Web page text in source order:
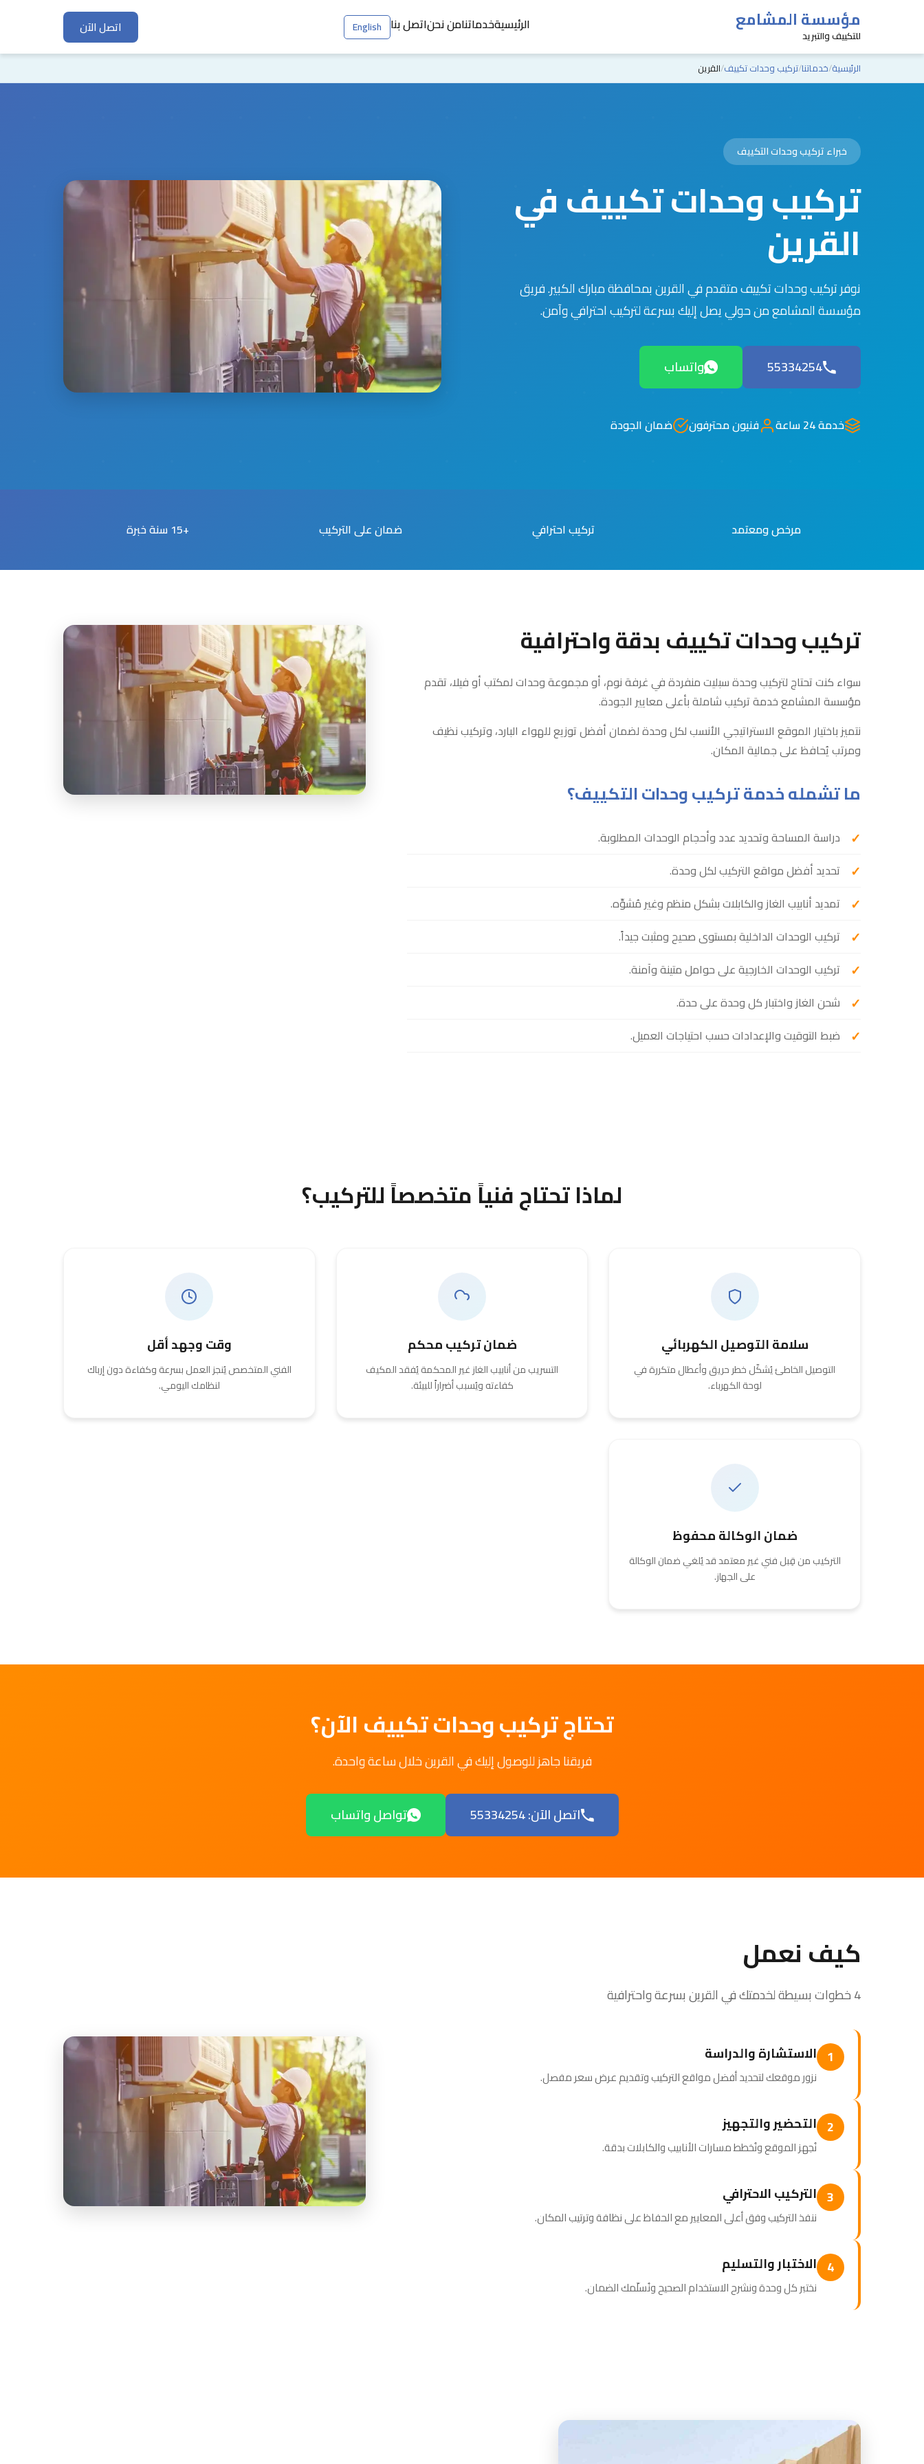
مؤسسة المشامع
للتكييف والتبريد
الرئيسيةخدماتنامن نحناتصل بنا English اتصل الآن
الرئيسية خدماتنا تركيب وحدات تكييف القرين
خبراء تركيب وحدات التكييف
تركيب وحدات تكييف في
القرين
نوفر تركيب وحدات تكييف متقدم في القرين بمحافظة مبارك الكبير. فريق
مؤسسة المشامع من حولي يصل إليك بسرعة لتركيب احترافي وآمن.
55334254 واتساب
خدمة 24 ساعة فنيون محترفون ضمان الجودة
مرخص ومعتمد تركيب احترافي ضمان على التركيب +15 سنة خبرة
تركيب وحدات تكييف بدقة واحترافية
سواء كنت تحتاج لتركيب وحدة سبليت منفردة في غرفة نوم، أو مجموعة وحدات لمكتب أو فيلا، تقدم
مؤسسة المشامع خدمة تركيب شاملة بأعلى معايير الجودة.
نتميز باختيار الموقع الاستراتيجي الأنسب لكل وحدة لضمان أفضل توزيع للهواء البارد، وتركيب نظيف
ومرتب يُحافظ على جمالية المكان.
ما تشمله خدمة تركيب وحدات التكييف؟
دراسة المساحة وتحديد عدد وأحجام الوحدات المطلوبة.
تحديد أفضل مواقع التركيب لكل وحدة.
تمديد أنابيب الغاز والكابلات بشكل منظم وغير مُشوِّه.
تركيب الوحدات الداخلية بمستوى صحيح ومثبت جيداً.
تركيب الوحدات الخارجية على حوامل متينة وآمنة.
شحن الغاز واختبار كل وحدة على حدة.
ضبط التوقيت والإعدادات حسب احتياجات العميل.
لماذا تحتاج فنياً متخصصاً للتركيب؟
سلامة التوصيل الكهربائي
التوصيل الخاطئ يُشكّل خطر حريق وأعطال متكررة في
لوحة الكهرباء.
ضمان تركيب محكم
التسريب من أنابيب الغاز غير المحكمة يُفقد المكيف
كفاءته ويُسبب أضراراً للبيئة.
وقت وجهد أقل
الفني المتخصص يُنجز العمل بسرعة وكفاءة دون إرباك
لنظامك اليومي.
ضمان الوكالة محفوظ
التركيب من قِبل فني غير معتمد قد يُلغي ضمان الوكالة
على الجهاز.
تحتاج تركيب وحدات تكييف الآن؟
فريقنا جاهز للوصول إليك في القرين خلال ساعة واحدة.
اتصل الآن: 55334254 تواصل واتساب
كيف نعمل
4 خطوات بسيطة لخدمتك في القرين بسرعة واحترافية
1 الاستشارة والدراسة
نزور موقعك لتحديد أفضل مواقع التركيب وتقديم عرض سعر مفصل.
2 التحضير والتجهيز
نُجهز الموقع ونُخطط مسارات الأنابيب والكابلات بدقة.
3 التركيب الاحترافي
ننفذ التركيب وفق أعلى المعايير مع الحفاظ على نظافة وترتيب المكان.
4 الاختبار والتسليم
نختبر كل وحدة ونشرح الاستخدام الصحيح ونُسلّمك الضمان.